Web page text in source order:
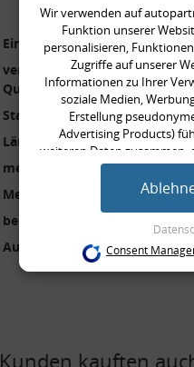
Einbauseite:
verstärkte Ausführung:
Qualität:
Stange/Strebe:
Länge [mm]:
mehrteilig:
Mengeneinheit:
benötigte Stückzahl:
Außengewinde [mm]:
Kunden kauften
Wir verwenden auf
Funktion unserer
personalisieren,
Zugriffe auf unserer
Informationen zu Ihrer
soziale Medien,
Erstellung
Advertising Products)
weiteren Daten zusammen,
eines persönlichen
Dienste gesammelt
Einwilligung zur
dort die
Zwecke der
Erstellung von Profilen zur
Consent